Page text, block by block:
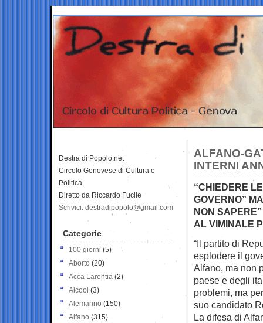
ALFANO-
INTERNI
“CHIEDERE
GOVERNO”
NON
AL VIMINALE
“Il partito di
esplodere il
Alfano, ma non
paese e degli
problemi, ma
suo candidato
La difesa di
Destra di Popolo.net
Circolo Genovese di Cultura e
Politica
Diretto da Riccardo Fucile
Scrivici: destradipopolo@gmail.com
Categorie
100 giorni (5)
Aborto (20)
Acca Larentia (2)
Alcool (3)
Alemanno (150)
Alfano (315)